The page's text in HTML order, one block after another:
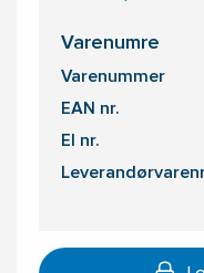
Varenumre
Varenummer
EAN nr.
El nr.